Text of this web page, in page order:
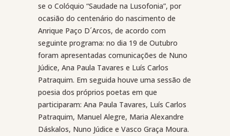
se o Colóquio “Saudade na Lusofonia”, por
ocasião do centenário do nascimento de
Anrique Paço D´Arcos, de acordo com
seguinte programa: no dia 19 de Outubro
foram apresentadas comunicações de Nuno
Júdice, Ana Paula Tavares e Luís Carlos
Patraquim. Em seguida houve uma sessão de
poesia dos próprios poetas em que
participaram: Ana Paula Tavares, Luís Carlos
Patraquim, Manuel Alegre, Maria Alexandre
Dáskalos, Nuno Júdice e Vasco Graça Moura.